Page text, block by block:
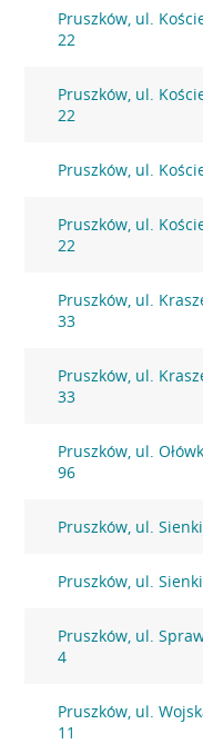
Pruszków, ul.
22
Pruszków, ul.
22
Pruszków, ul.
Pruszków, ul.
22
Pruszków, ul.
33
Pruszków, ul.
33
Pruszków, ul.
96
Pruszków, ul.
Pruszków, ul.
Pruszków, ul.
4
Pruszków, ul.
11